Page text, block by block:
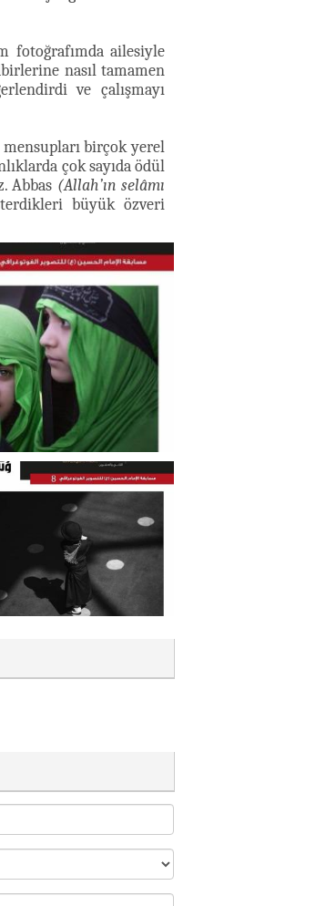
fotoğrafımda ailesiyle
nasıl tamamen
ve çalışmayı
birçok yerel
çok sayıda ödül
Abbas (Allah’ın selâmı
büyük özveri